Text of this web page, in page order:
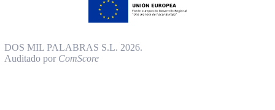
DOS MIL PALABRAS S.L. 2026.
Auditado por ComScore